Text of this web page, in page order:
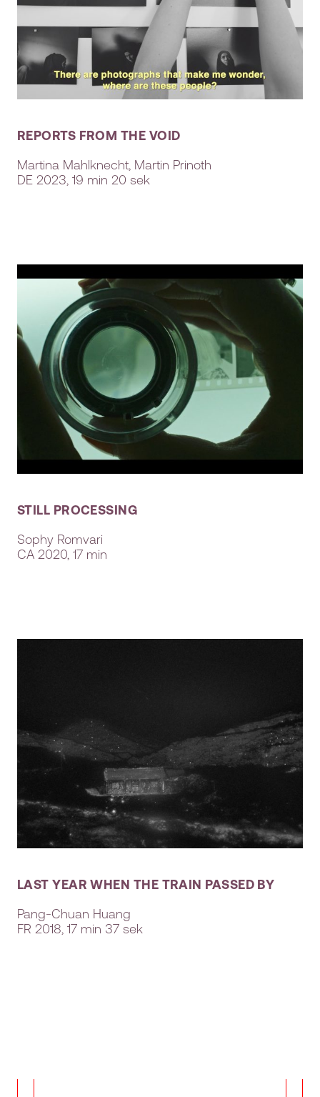
REPORTS FROM THE VOID
Martina Mahlknecht, Martin Prinoth
DE 2023, 19 min 20 sek
STILL PROCESSING
Sophy Romvari
CA 2020, 17 min
LAST YEAR WHEN THE TRAIN PASSED BY
Pang-Chuan Huang
FR 2018, 17 min 37 sek